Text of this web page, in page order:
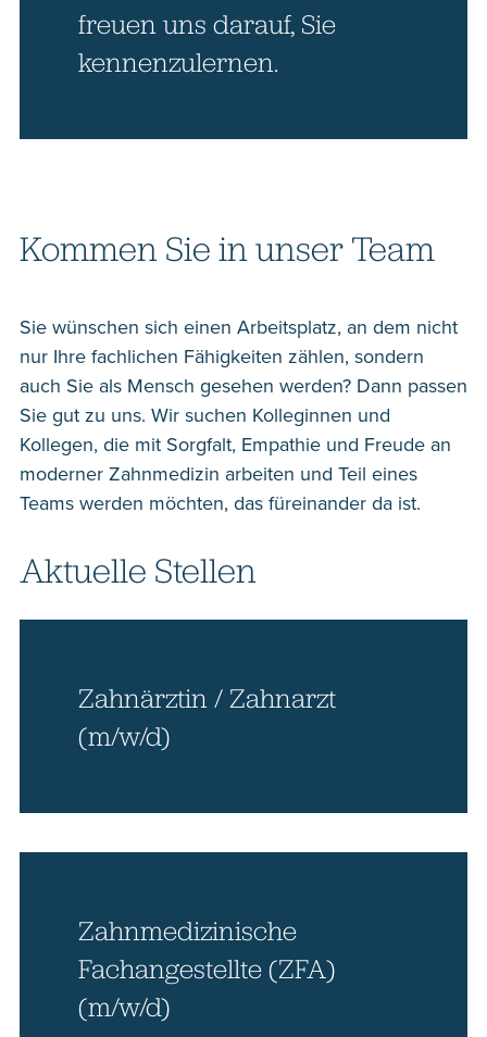
freuen uns darauf, Sie
kennen­zulernen.
Kommen Sie in unser Team
Sie wünschen sich einen Arbeitsplatz, an dem nicht
nur Ihre fachlichen Fähigkeiten zählen, sondern
auch Sie als Mensch gesehen werden? Dann passen
Sie gut zu uns. Wir suchen Kolleginnen und
Kollegen, die mit Sorgfalt, Empathie und Freude an
moderner Zahnmedizin arbeiten und Teil eines
Teams werden möchten, das füreinander da ist.
Aktuelle Stellen
Zahnärztin / Zahnarzt
(m/w/d)
Zahnmedizinische
Fachangestellte (ZFA)
(m/w/d)